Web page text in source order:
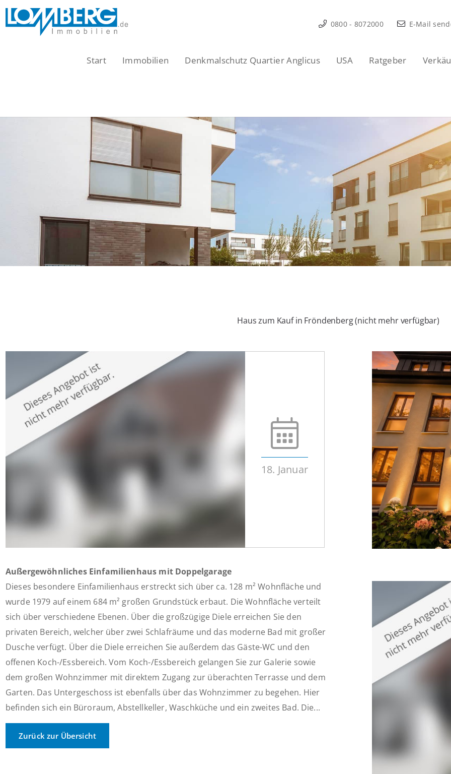
Zum
Inhalt
0800 - 8072000 E-Mail
Start Immobilien Denkmalschutz Quartier Anglicus USA Ratgeber
Haus zum Kauf in Fröndenberg (nicht mehr verfügbar)
18. Januar
Außergewöhnliches Einfamilienhaus mit Doppelgarage
Dieses besondere Einfamilienhaus erstreckt sich über ca. 128 m² Wohnfläche und
wurde 1979 auf einem 684 m² großen Grundstück erbaut. Die Wohnfläche verteilt
sich über verschiedene Ebenen. Über die großzügige Diele erreichen Sie den
privaten Bereich, welcher über zwei Schlafräume und das moderne Bad mit großer
Dusche verfügt. Über die Diele erreichen Sie außerdem das Gäste-WC und den
offenen Koch-/Essbereich. Vom Koch-/Essbereich gelangen Sie zur Galerie sowie
dem großen Wohnzimmer mit direktem Zugang zur überachten Terrasse und dem
Garten. Das Untergeschoss ist ebenfalls über das Wohnzimmer zu begehen. Hier
befinden sich ein Büroraum, Abstellkeller, Waschküche und ein zweites Bad. Die...
Zurück zur Übersicht